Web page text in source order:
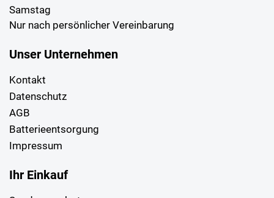
Samstag
Nur nach persönlicher Vereinbarung
Unser Unternehmen
Kontakt
Datenschutz
AGB
Batterieentsorgung
Impressum
Ihr Einkauf